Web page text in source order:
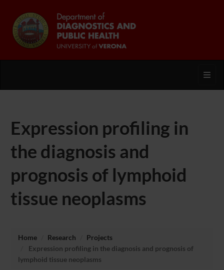
Expression profiling in
the diagnosis and
prognosis of lymphoid
tissue neoplasms
Home Research
Projects
Expression profiling in the diagnosis and prognosis of
lymphoid tissue neoplasms